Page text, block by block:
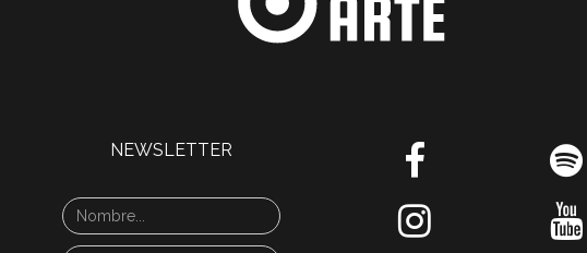
NEWSLETTER